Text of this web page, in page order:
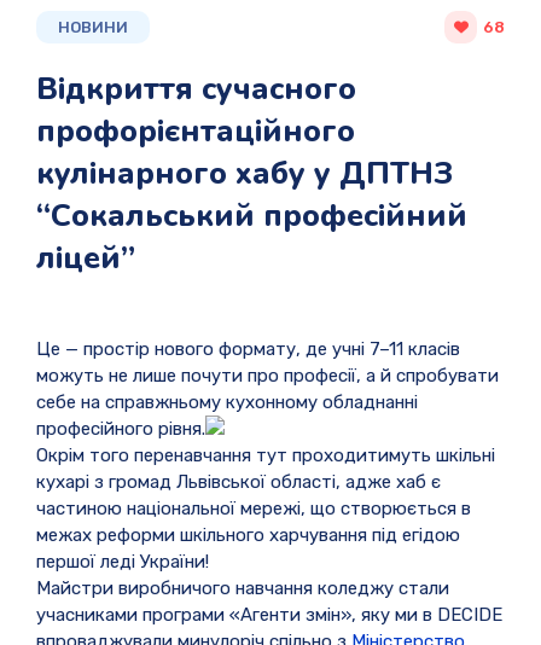
НОВИНИ 68
Відкриття сучасного
профорієнтаційного
кулінарного хабу у ДПТНЗ
“Сокальський професійний
ліцей”
Це — простір нового формату, де учні 7–11 класів
можуть не лише почути про професії, а й спробувати
себе на справжньому кухонному обладнанні
професійного рівня.
Окрім того перенавчання тут проходитимуть шкільні
кухарі з громад Львівської області, адже хаб є
частиною національної мережі, що створюється в
межах реформи шкільного харчування під егідою
першої леді України!
Майстри виробничого навчання коледжу стали
учасниками програми «Агенти змін», яку ми в DECIDE